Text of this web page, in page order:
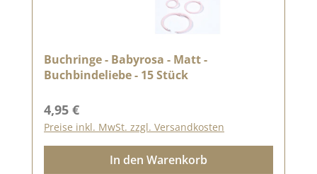
Buchringe - Babyrosa - Matt -
Buchbindeliebe - 15 Stück
Regulärer Preis:
4,95 €
Preise inkl. MwSt. zzgl. Versandkosten
In den Warenkorb